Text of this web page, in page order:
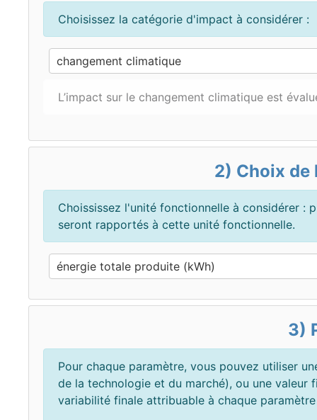
Choisissez la catégorie d'impact à considérer :
changement climatique
L’impact sur le changement climatique est
2) Choix
Choississez l'unité fonctionnelle à considérer :
seront rapportés à cette unité fonctionnelle.
énergie totale produite (kWh)
3)
Pour chaque paramètre, vous pouvez utiliser
de la technologie et du marché), ou une
variabilité finale attribuable à chaque